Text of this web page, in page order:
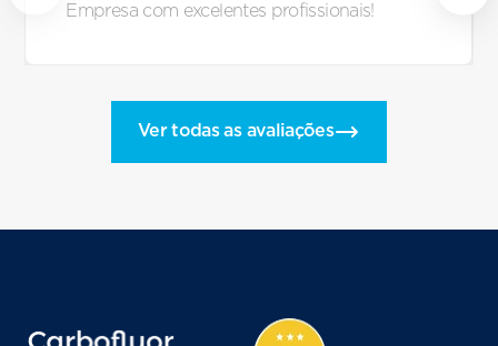
Empresa com excelentes profissionais!
Ver todas as avaliações